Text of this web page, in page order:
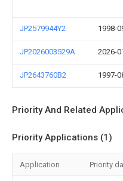
JP2579944Y2 1998-
JP2026003529A 2026-
JP2643760B2 1997-
Priority And Related
Priority Applications (1)
Application Priority